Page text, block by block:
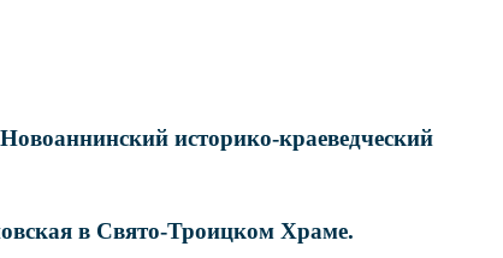
Новоаннинский историко-краеведческий
в Свято-Троицком Храме.